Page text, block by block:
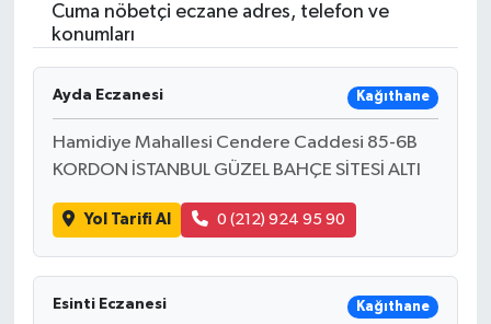
Cuma nöbetçi eczane adres, telefon ve
konumları
Ayda Eczanesi Kağıthane
Hamidiye Mahallesi Cendere Caddesi 85-6B
KORDON İSTANBUL GÜZEL BAHÇE SİTESİ ALTI
Yol Tarifi Al 0 (212) 924 95 90
Esinti Eczanesi Kağıthane